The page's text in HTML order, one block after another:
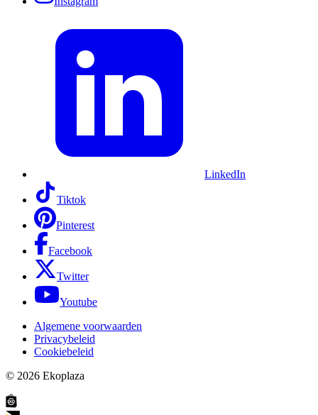
LinkedIn
Tiktok
Pinterest
Facebook
Twitter
Youtube
Algemene voorwaarden
Privacybeleid
Cookiebeleid
© 2026 Ekoplaza